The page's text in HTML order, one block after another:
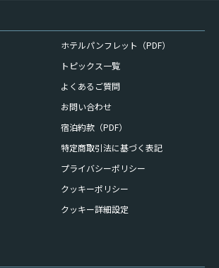
ホテルパンフレット（PDF）
トピックス一覧
よくあるご質問
お問い合わせ
宿泊約款（PDF）
特定商取引法に基づく表記
プライバシーポリシー
クッキーポリシー
クッキー詳細設定